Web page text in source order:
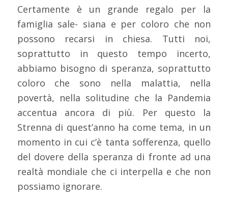
Certamente è un grande regalo per la
famiglia sale- siana e per coloro che non
possono recarsi in chiesa. Tutti noi,
soprattutto in questo tempo incerto,
abbiamo bisogno di speranza, soprattutto
coloro che sono nella malattia, nella
povertà, nella solitudine che la Pandemia
accentua ancora di più. Per questo la
Strenna di quest’anno ha come tema, in un
momento in cui c’è tanta sofferenza, quello
del dovere della speranza di fronte ad una
realtà mondiale che ci interpella e che non
possiamo ignorare.